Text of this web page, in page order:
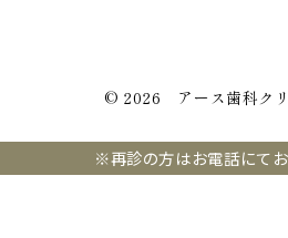
© 2026 アース歯科ク
※再診の方はお電話にて